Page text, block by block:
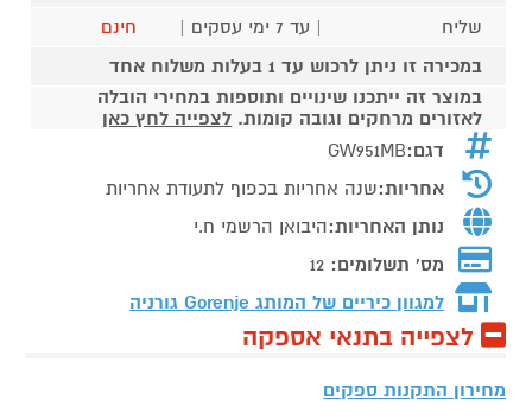
שליח
| עד 7 ימי עסקים |
חינם
במכירה זו ניתן לרכוש עד 1 בעלות משלוח אחד
במוצר זה ייתכנו שינויים ותוספות במחירי הובלה
לאזורים מרחקים וגובה קומות. לצפייה לחץ כאן
דגם:GW951MB
אחריות:שנה אחריות בכפוף לתעודת אחריות
נותן האחריות:היבואן הרשמי ח.י
מס' תשלומים: 12
למגוון כיריים של המותג Gorenje גורניה
לצפייה בתנאי אספקה
מחירון התקנות ספקים